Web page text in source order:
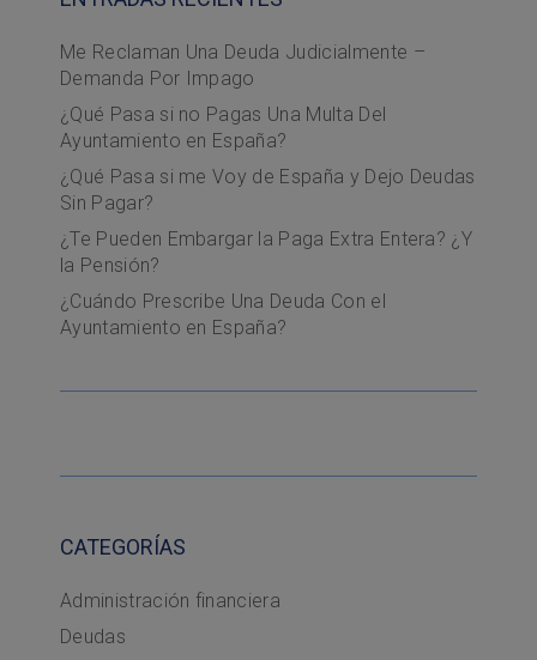
Me Reclaman Una Deuda Judicialmente –
Demanda Por Impago
¿Qué Pasa si no Pagas Una Multa Del
Ayuntamiento en España?
¿Qué Pasa si me Voy de España y Dejo Deudas
Sin Pagar?
¿Te Pueden Embargar la Paga Extra Entera? ¿Y
la Pensión?
¿Cuándo Prescribe Una Deuda Con el
Ayuntamiento en España?
CATEGORÍAS
Administración financiera
Deudas